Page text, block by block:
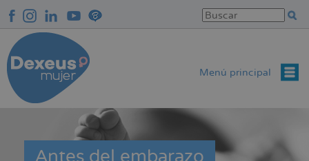
contenido
principal
Menú principal
Antes del embarazo